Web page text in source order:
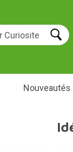
Nouveautés